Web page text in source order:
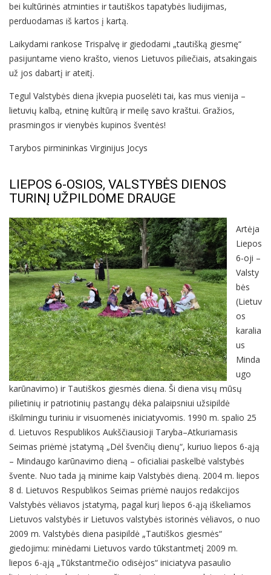
bei kultūrinės atminties ir tautiškos tapatybės liudijimas,
perduodamas iš kartos į kartą.
Laikydami rankose Trispalvę ir giedodami „tautišką giesmę“
pasijuntame vieno krašto, vienos Lietuvos piliečiais, atsakingais
už jos dabartį ir ateitį.
Tegul Valstybės diena įkvepia puoselėti tai, kas mus vienija –
lietuvių kalbą, etninę kultūrą ir meilę savo kraštui. Gražios,
prasmingos ir vienybės kupinos šventės!
Tarybos pirmininkas Virginijus Jocys
LIEPOS 6-OSIOS, VALSTYBĖS DIENOS
TURINĮ UŽPILDOME DRAUGE
Artėja
Liepos
6-oji –
Valsty
bės
(Lietuv
os
karalia
us
Minda
ugo
karūnavimo) ir Tautiškos giesmės diena. Ši diena visų mūsų
pilietinių ir patriotinių pastangų dėka palaipsniui užsipildė
iškilmingu turiniu ir visuomenės iniciatyvomis. 1990 m. spalio 25
d. Lietuvos Respublikos Aukščiausioji Taryba–Atkuriamasis
Seimas priėmė įstatymą „Dėl švenčių dienų“, kuriuo liepos 6-ąją
– Mindaugo karūnavimo dieną – oficialiai paskelbė valstybės
švente. Nuo tada ją minime kaip Valstybės dieną. 2004 m. liepos
8 d. Lietuvos Respublikos Seimas priėmė naujos redakcijos
Valstybės vėliavos įstatymą, pagal kurį liepos 6-ąją iškeliamos
Lietuvos valstybės ir Lietuvos valstybės istorinės vėliavos, o nuo
2009 m. Valstybės diena pasipildė „Tautiškos giesmės“
giedojimu: minėdami Lietuvos vardo tūkstantmetį 2009 m.
liepos 6-ąją „Tūkstantmečio odisėjos“ iniciatyva pasaulio